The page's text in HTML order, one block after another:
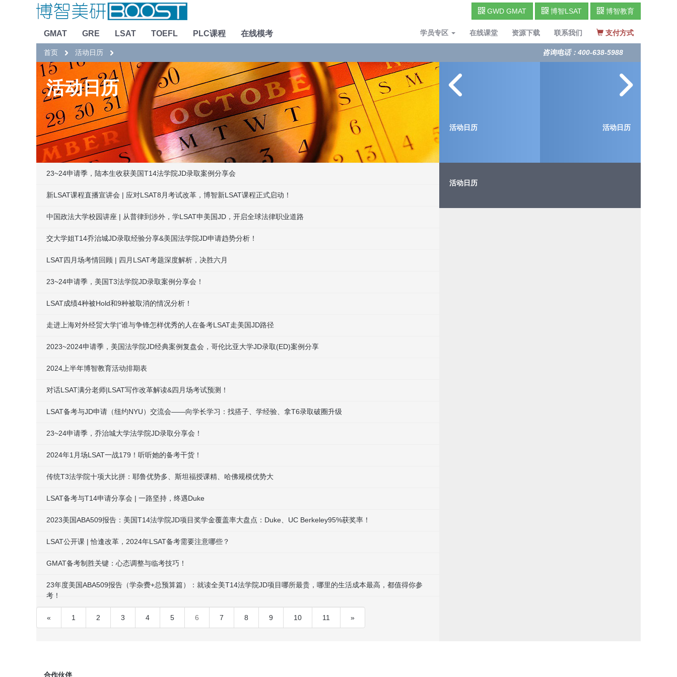
GWD GMAT 博智LSAT 博智教育
GMAT GRE LSAT TOEFL PLC课程 在线模考 学员专区 在线课堂 资源下载 联系我们 支付方式
首页 活动日历 咨询电话：400-638-5988
活动日历
23~24申请季，陆本生收获美国T14法学院JD录取案例分享会
新LSAT课程直播宣讲会 | 应对LSAT8月考试改革，博智新LSAT课程正式启动！
中国政法大学校园讲座 | 从普律到涉外，学LSAT申美国JD，开启全球法律职业道路
交大学姐T14乔治城JD录取经验分享&美国法学院JD申请趋势分析！
LSAT四月场考情回顾 | 四月LSAT考题深度解析，决胜六月
23~24申请季，美国T3法学院JD录取案例分享会！
LSAT成绩4种被Hold和9种被取消的情况分析！
走进上海对外经贸大学|“谁与争锋怎样优秀的人在备考LSAT走美国JD路径
2023~2024申请季，美国法学院JD经典案例复盘会，哥伦比亚大学JD录取(ED)案例分享
2024上半年博智教育活动排期表
对话LSAT满分老师|LSAT写作改革解读&四月场考试预测！
LSAT备考与JD申请（纽约NYU）交流会——向学长学习：找搭子、学经验、拿T6录取破圈升级
23~24申请季，乔治城大学法学院JD录取分享会！
2024年1月场LSAT一战179！听听她的备考干货！
传统T3法学院十项大比拼：耶鲁优势多、斯坦福授课精、哈佛规模优势大
LSAT备考与T14申请分享会 | 一路坚持，终遇Duke
2023美国ABA509报告：美国T14法学院JD项目奖学金覆盖率大盘点：Duke、UC Berkeley95%获奖率！
LSAT公开课 | 恰逢改革，2024年LSAT备考需要注意哪些？
GMAT备考制胜关键：心态调整与临考技巧！
23年度美国ABA509报告（学杂费+总预算篇）：就读全美T14法学院JD项目哪所最贵，哪里的生活成本最高，都值得你参
考！
« 1 2 3 4 5 6 7 8 9 10 11 »
活动日历 活动日历
活动日历
合作伙伴